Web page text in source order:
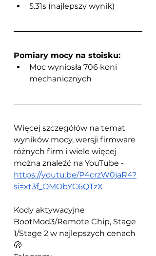
5.31s (najlepszy wynik)
Pomiary mocy na stoisku:
Moc wyniosła 706 koni
mechanicznych
Więcej szczegółów na temat
wyników mocy, wersji firmware
różnych firm i wiele więcej
można znaleźć na YouTube -
https://youtu.be/P4crzW0jaR4?
si=xt3f_OMObYC6QTzX
Kody aktywacyjne
BootMod3/Remote Chip, Stage
1/Stage 2 w najlepszych cenach
🤑